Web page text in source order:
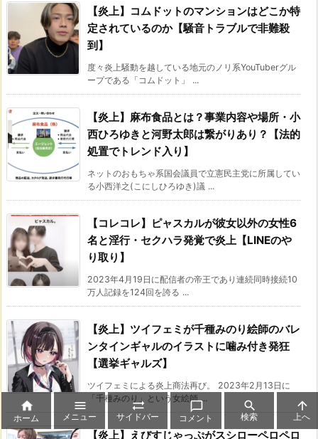
【炎上】コムドットのマンションはどこか特
定されているのか【騒音トラブルで非難殺
到】
度々炎上騒動を越している地元のノリ系YouTuberグル
ープである「コムドット」 ...
【炎上】麻布食品とは？事業内容や場所・小
西ひろゆきと河野太郎は繋がりあり？【法的
処置でトレンド入り】
ネットのおもちゃ系国会議員で立憲民主党に所属してい
る小西洋之(こにしひろゆき)議 ...
【コレコレ】ピャスカルが彼女以外の女性6
名と淫行・セクハラ発覚で炎上【LINEのや
り取り】
2023年4月19日に配信者の帝王であり連続同時接続10
万人記録を124回を誇る ...
【炎上】ツイフェミが千種みのり絵師のバレ
ンタインギャルのイラストに噛み付き発狂
【選挙ギャルズ】
ツイフェミによる炎上商法再び。 2023年2月13日に
「千種みのり」という女絵師 ...
【炎上】えびすじゃっぷがスシローペロペロ

ホーム

メニュー

サイドバー

コメント

検索

上へ